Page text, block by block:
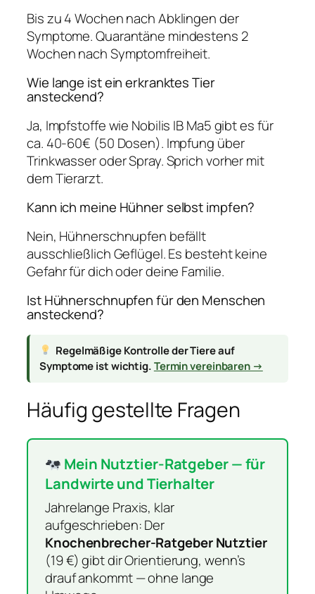
Bis zu 4 Wochen nach Abklingen der
Symptome. Quarantäne mindestens 2
Wochen nach Symptomfreiheit.
Wie lange ist ein erkranktes Tier
ansteckend?
Ja, Impfstoffe wie Nobilis IB Ma5 gibt es für
ca. 40-60€ (50 Dosen). Impfung über
Trinkwasser oder Spray. Sprich vorher mit
dem Tierarzt.
Kann ich meine Hühner selbst impfen?
Nein, Hühnerschnupfen befällt
ausschließlich Geflügel. Es besteht keine
Gefahr für dich oder deine Familie.
Ist Hühnerschnupfen für den Menschen
ansteckend?
Regelmäßige Kontrolle der Tiere auf
Symptome ist wichtig.Termin vereinbaren →
Häufig gestellte Fragen
Mein Nutztier-Ratgeber — für
Landwirte und Tierhalter
Jahrelange Praxis, klar
aufgeschrieben: Der
Knochenbrecher-Ratgeber Nutztier
(19 €) gibt dir Orientierung, wenn’s
drauf ankommt — ohne lange